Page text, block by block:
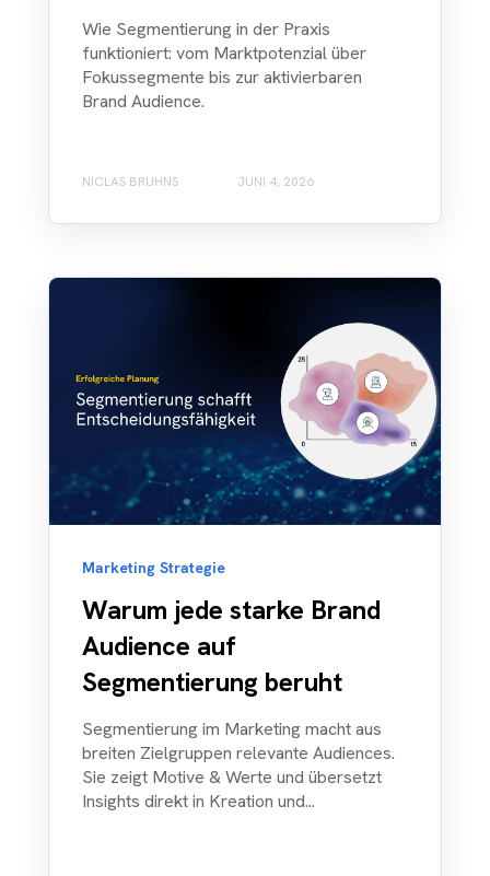
Wie Segmentierung in der Praxis
funktioniert: vom Marktpotenzial über
Fokussegmente bis zur aktivierbaren
Brand Audience.
NICLAS BRUHNS JUNI 4, 2026
Marketing Strategie
Warum jede starke Brand
Audience auf
Segmentierung beruht
Segmentierung im Marketing macht aus
breiten Zielgruppen relevante Audiences.
Sie zeigt Motive & Werte und übersetzt
Insights direkt in Kreation und...